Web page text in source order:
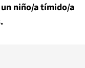
niño/a tímido/a